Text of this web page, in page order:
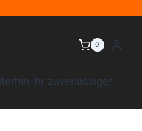
0
Ihr zuverlässiger